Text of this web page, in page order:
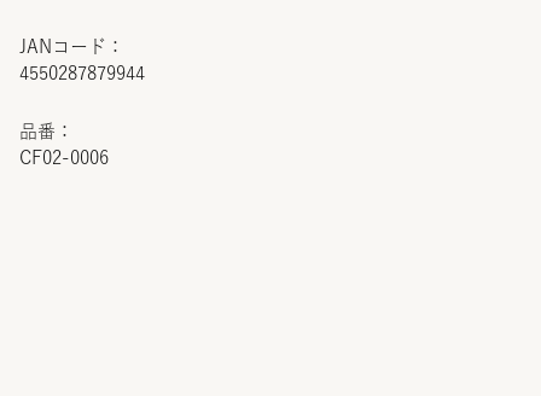
JANコード：
4550287879944
品番：
CF02-0006